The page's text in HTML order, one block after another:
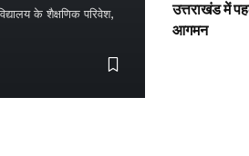
के शैक्षणिक परिवेश,
उत्तराखंड में
आगमन